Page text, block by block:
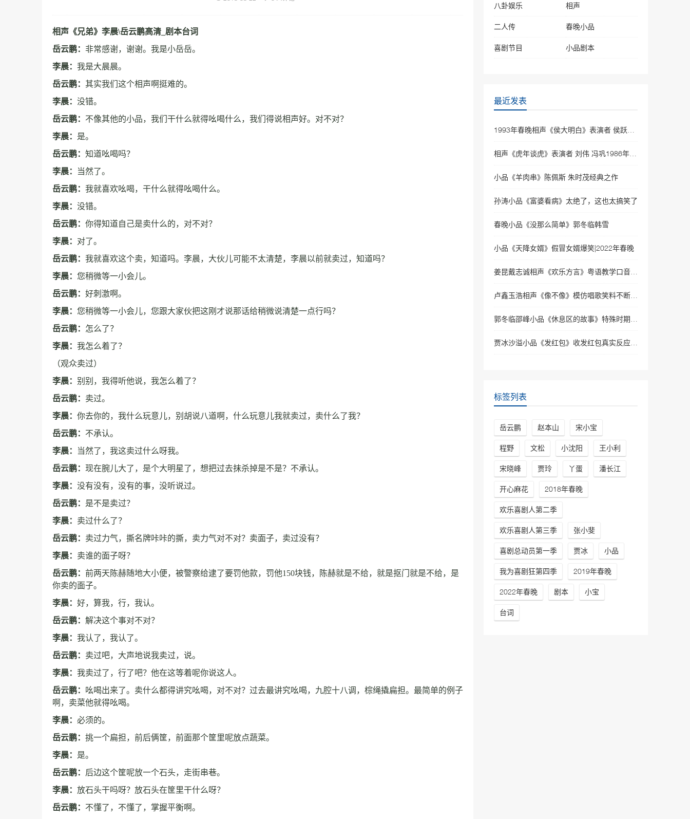
子》上台就互撕，真的太逗
孙越助阵, 小岳岳化身文学
《年三十的歌》2022春晚
35079次播放
鹏、孙越
爱范冰冰, 被李晨揍!
孙越经典相声 没几个人看
岳云鹏\孙越
相声《非一般的爱情》岳云
相声《笑傲江湖》郭德纲、
于谦
29429次播放
相声《我是歌手》岳云鹏
孙越德云社最新相声
相声《兄弟》李晨\岳云鹏高清_剧本台词
岳云鹏： 非常感谢，谢谢。我是小岳岳。
李晨： 我是大晨晨。
岳云鹏： 其实我们这个相声啊挺难的。
李晨： 没错。
岳云鹏： 不像其他的小品，我们干什么就得吆喝什么，我们得说相声好。对不对？
李晨： 是。
岳云鹏： 知道吆喝吗？
李晨：
当然了。
岳云鹏： 我就喜欢吆喝，干什么就得吆喝什么。
李晨： 没错。
岳云鹏： 你得知道自己是卖什么的，对不对？
李晨： 对了。
岳云鹏： 我就喜欢这个卖，知道吗。李晨，大伙儿可能不太清楚，李晨以前就卖过，知道吗？
李晨： 您稍微等一小会儿。
岳云鹏： 好刺激啊。
李晨： 您稍微等一小会儿，您跟大家伙把这刚才说那话给稍微说清楚一点行吗？
岳云鹏： 怎么了？
李晨： 我怎么着了？
（观众卖过）
李晨： 别别，我得听他说，我怎么着了？
岳云鹏： 卖过。
李晨： 你去你的，我什么玩意儿，别胡说八道啊，什么玩意儿我就卖过，卖什么了我？
岳云鹏： 不承认。
李晨：
当然了，我这卖过什么呀我。
岳云鹏： 现在腕儿大了，是个大明星了，想把过去抹杀掉是不是？不承认。
李晨： 没有没有，没有的事，没听说过。
岳云鹏： 是不是卖过？
李晨： 卖过什么了？
岳云鹏： 卖过力气，撕名牌咔咔的撕，卖力气对不对？卖面子，卖过没有？
李晨： 卖谁的面子呀？
岳云鹏： 前两天陈赫随地大小便，被警察给逮了要罚他款，罚他150块钱，陈赫就是不给，就是抠门就是不给，是
你卖的面子。
李晨： 好，算我，行，我认。
岳云鹏： 解决这个事对不对？
李晨： 我认了，我认了。
岳云鹏： 卖过吧，大声地说我卖过，说。
李晨： 我卖过了，行了吧？他在这等着呢你说这人。
岳云鹏： 吆喝出来了。卖什么都得讲究吆喝，对不对？过去最讲究吆喝，九腔十八调，棕绳撬扁担。最简单的例子
啊，卖菜他就得吆喝。
李晨： 必须的。
岳云鹏： 挑一个扁担，前后俩筐，前面那个筐里呢放点蔬菜。
李晨： 是。
岳云鹏： 后边这个筐呢放一个石头，走街串巷。
李晨： 放石头干吗呀？放石头在筐里干什么呀？
岳云鹏： 不懂了，不懂了，掌握平衡啊。
八卦娱乐 相声
二人传 春晚小品
喜剧节目 小品剧本
最近发表
小品《羊肉串》陈佩斯 朱时茂经典之作
孙涛小品《富婆看病》太绝了，这也太搞笑了
春晚小品《没那么简单》郭冬临韩雪
小品《天降女婿》假冒女婿爆笑|2022年春晚
标签列表
岳云鹏 赵本山 宋小宝
程野 文松 小沈阳 王小利
宋晓峰 贾玲 丫蛋 潘长江
开心麻花 2018年春晚
欢乐喜剧人第二季
欢乐喜剧人第三季 张小斐
喜剧总动员第一季 贾冰 小品
我为喜剧狂第四季 2019年春晚
2022年春晚 剧本 小宝
台词